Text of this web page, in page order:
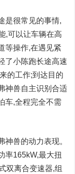
是很常见的事情,
,可以让车辆在高
等操作,在遇见紧
了小陈跑长途高速
的工作;到达目的
神兽自主识别合适
车,全程完全不需
兽的动力表现。
率165kW,最大扭
双离合变速器,组